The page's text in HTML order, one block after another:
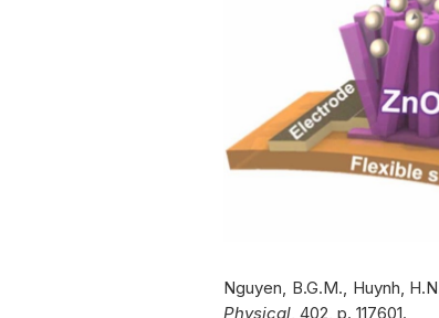
Nguyen, B.G.M., Huynh,
Physical , 402, p. 117601.